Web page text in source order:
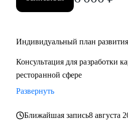
• Управляющим, Директорам и
Индивидуальный план
Консультация для разработки
ресторанной сфере
Развернуть
Ближайшая запись8 августа